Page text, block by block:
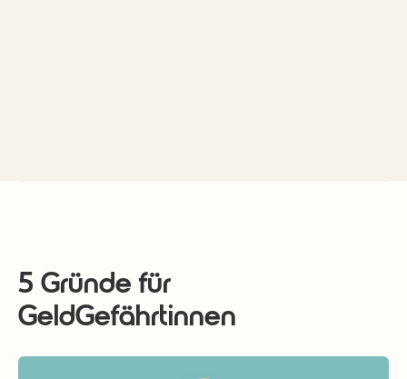
5 Gründe für
GeldGefährtinnen